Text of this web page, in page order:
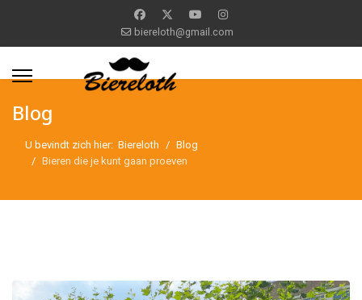
biereloth@gmail.com
Blog
U bevindt zich hier: Biereloth
Blog
Bieren die je kunt gaan proeven